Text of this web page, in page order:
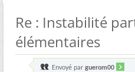
Re : Instabilité
élémentaires
Envoyé par guerom00